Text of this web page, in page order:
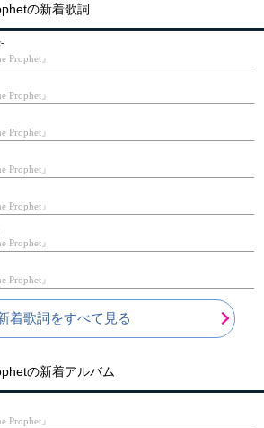
の新着歌詞
Prophet』
Prophet』
Prophet』
Prophet』
Prophet』
Prophet』
Prophet』
着歌詞をすべて見る
の新着アルバム
Prophet』